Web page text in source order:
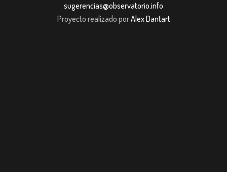
sugerencias@observatorio.info
Proyecto realizado porAlex Dantart